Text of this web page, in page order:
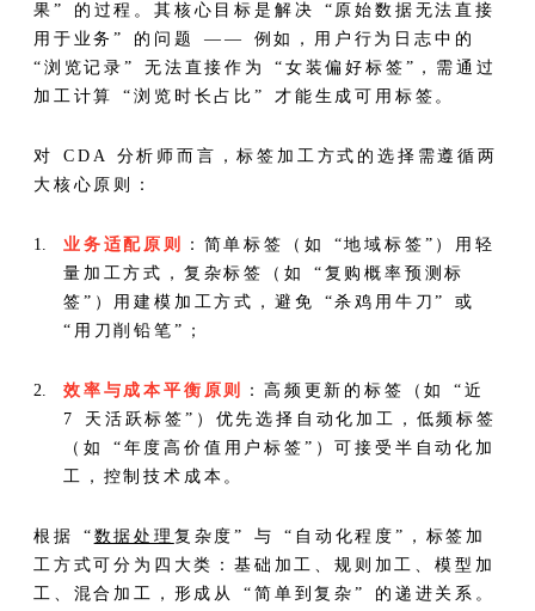
果” 的过程。其核心目标是解决 “原始数据无法直接
用于业务” 的问题 —— 例如，用户行为日志中的
“浏览记录” 无法直接作为 “女装偏好标签”，需通过
加工计算 “浏览时长占比” 才能生成可用标签。
对 CDA 分析师而言，标签加工方式的选择需遵循两
大核心原则：
业务适配原则
：简单标签（如 “地域标签”）用轻
量加工方式，复杂标签（如 “复购概率预测标
签”）用建模加工方式，避免 “杀鸡用牛刀” 或
“用刀削铅笔”；
效率与成本平衡原则
：高频更新的标签（如 “近
7 天活跃标签”）优先选择自动化加工，低频标签
（如 “年度高价值用户标签”）可接受半自动化加
工，控制技术成本。
根据 “ 数据处理 复杂度” 与 “自动化程度”，标签加
工方式可分为四大类：基础加工、规则加工、模型加
工、混合加工，形成从 “简单到复杂” 的递进关系。